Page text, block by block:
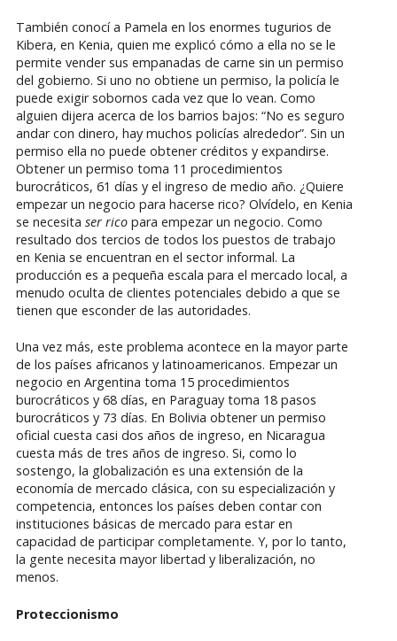
También conocí a Pamela en los enormes tugurios de
Kibera, en Kenia, quien me explicó cómo a ella no se le
permite vender sus empanadas de carne sin un permiso
del gobierno. Si uno no obtiene un permiso, la policía le
puede exigir sobornos cada vez que lo vean. Como
alguien dijera acerca de los barrios bajos: “No es seguro
andar con dinero, hay muchos policías alrededor”. Sin un
permiso ella no puede obtener créditos y expandirse.
Obtener un permiso toma 11 procedimientos
burocráticos, 61 días y el ingreso de medio año. ¿Quiere
empezar un negocio para hacerse rico? Olvídelo, en Kenia
se necesita ser ricopara empezar un negocio. Como
resultado dos tercios de todos los puestos de trabajo
en Kenia se encuentran en el sector informal. La
producción es a pequeña escala para el mercado local, a
menudo oculta de clientes potenciales debido a que se
tienen que esconder de las autoridades.
Una vez más, este problema acontece en la mayor parte
de los países africanos y latinoamericanos. Empezar un
negocio en Argentina toma 15 procedimientos
burocráticos y 68 días, en Paraguay toma 18 pasos
burocráticos y 73 días. En Bolivia obtener un permiso
oficial cuesta casi dos años de ingreso, en Nicaragua
cuesta más de tres años de ingreso. Si, como lo
sostengo, la globalización es una extensión de la
economía de mercado clásica, con su especialización y
competencia, entonces los países deben contar con
instituciones básicas de mercado para estar en
capacidad de participar completamente. Y, por lo tanto,
la gente necesita mayor libertad y liberalización, no
menos.
Proteccionismo